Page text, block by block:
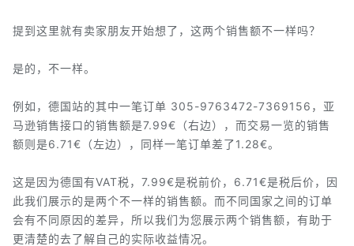
提到这里就有卖家朋友开始想了，这两个销售额不一样吗？
是的，不一样。
例如，德国站的其中一笔订单 305-9763472-7369156，亚
马逊销售接口的销售额是7.99€（右边），而交易一览的销售
额则是6.71€（左边），同样一笔订单差了1.28€。
这是因为德国有VAT税，7.99€是税前价，6.71€是税后价，因
此我们展示的是两个不一样的销售额。而不同国家之间的订单
会有不同原因的差异，所以我们为您展示两个销售额，有助于
更清楚的去了解自己的实际收益情况。